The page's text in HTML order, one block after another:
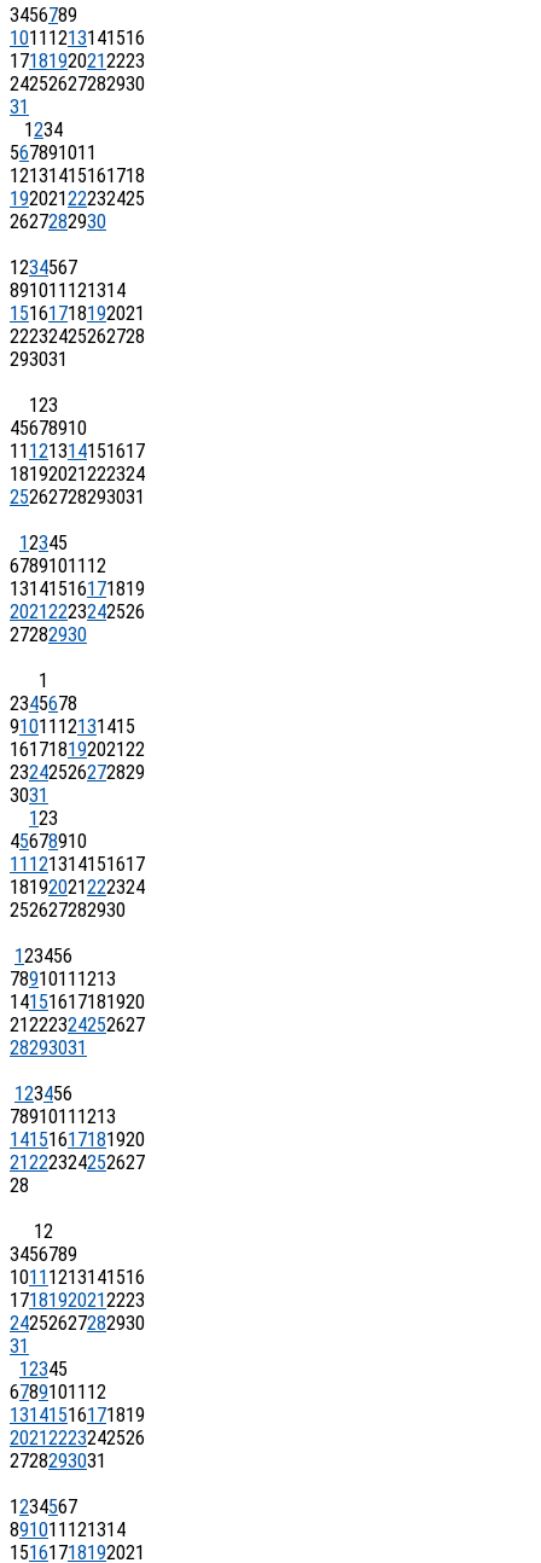
3456789
10111213141516
17181920212223
24252627282930
31
1234
567891011
12131415161718
19202122232425
2627282930
1234567
891011121314
15161718192021
22232425262728
293031
123
45678910
11121314151617
18192021222324
25262728293031
12345
6789101112
13141516171819
20212223242526
27282930
1
2345678
9101112131415
16171819202122
23242526272829
3031
123
45678910
11121314151617
18192021222324
252627282930
123456
78910111213
14151617181920
21222324252627
28293031
123456
78910111213
14151617181920
21222324252627
28
12
3456789
10111213141516
17181920212223
24252627282930
31
12345
6789101112
13141516171819
20212223242526
2728293031
1234567
891011121314
15161718192021